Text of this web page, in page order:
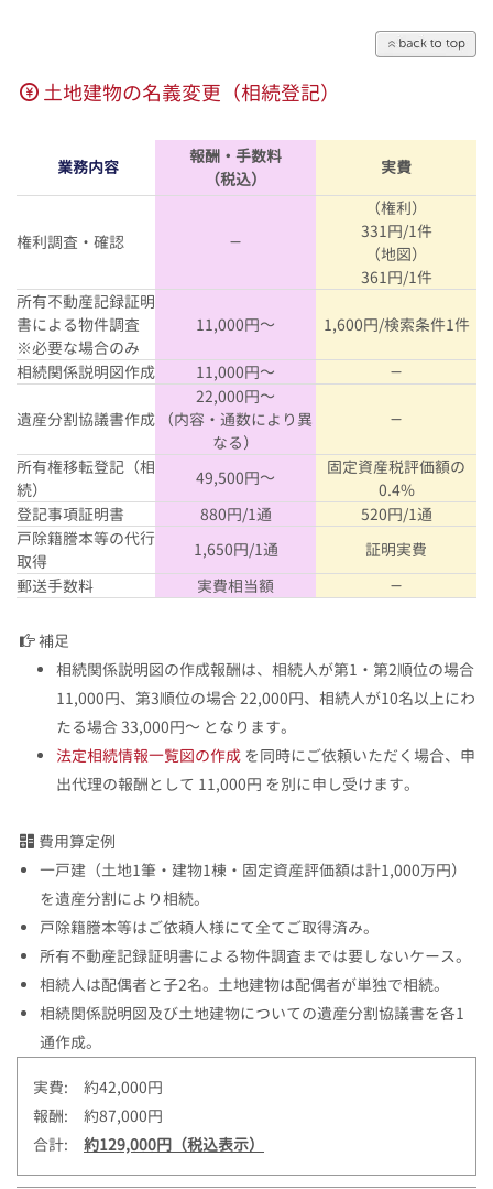
土地建物の名義変更（相続登記）
業務内容
報酬・手数料
（税込）
実費
権利調査・確認 －
（権利）
331円/1件
（地図）
361円/1件
所有不動産記録証明
書による物件調査
※必要な場合のみ
11,000円～ 1,600円/検索条件1件
相続関係説明図作成 11,000円～ －
遺産分割協議書作成
22,000円～
（内容・通数により異
なる）
－
所有権移転登記（相
続）
49,500円～
固定資産税評価額の
0.4%
登記事項証明書
880円/1通
520円/1通
戸除籍謄本等の代行
取得
1,650円/1通
証明実費
郵送手数料
実費相当額 －
補足
相続関係説明図の作成報酬は、相続人が第1・第2順位の場合
11,000円、第3順位の場合 22,000円、相続人が10名以上にわ
たる場合 33,000円～ となります。
法定相続情報一覧図の作成 を同時にご依頼いただく場合、申
出代理の報酬として 11,000円 を別に申し受けます。
費用算定例
一戸建（土地1筆・建物1棟・固定資産評価額は計1,000万円）
を遺産分割により相続。
戸除籍謄本等はご依頼人様にて全てご取得済み。
所有不動産記録証明書による物件調査までは要しないケース。
相続人は配偶者と子2名。土地建物は配偶者が単独で相続。
相続関係説明図及び土地建物についての遺産分割協議書を各1
通作成。
実費: 約42,000円
報酬: 約87,000円
合計: 約129,000円（税込表示）